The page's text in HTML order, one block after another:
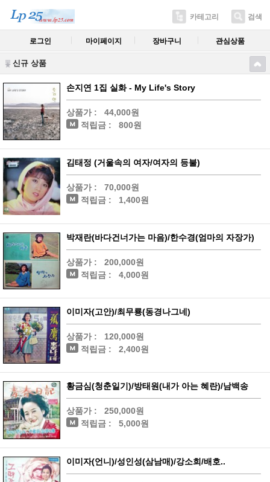
카테고리 검색
로그인 마이페이지 장바구니 관심상품
신규 상품
손지연 1집 실화 - My Life's Story
상품가 :
44,000원
적립금 :
800원
김태정 (거울속의 여자/여자의 등불)
상품가 :
70,000원
적립금 :
1,400원
박재란(바다건너가는 마음)/한수경(엄마의 자장가)
상품가 :
200,000원
적립금 :
4,000원
이미자(고안)/최무룡(동경나그네)
상품가 :
120,000원
적립금 :
2,400원
황금심(청춘일기)/방태원(내가 아는 혜란)/남백송
상품가 :
250,000원
적립금 :
5,000원
이미자(언니)/성인성(삼남매)/강소희/배호..